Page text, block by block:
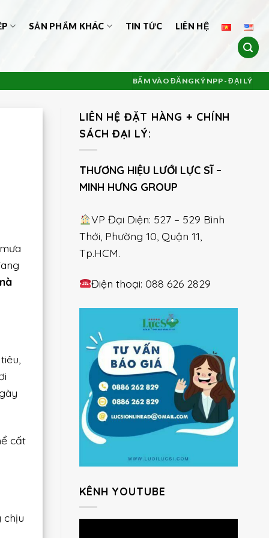
SẢN PHẨM KHÁC TIN TỨC LIÊN HỆ
BẤM VÀO ĐĂNG KÝ NPP - ĐẠI LÝ
cất
chịu
LIÊN HỆ ĐẶT HÀNG + CHÍNH
SÁCH ĐẠI LÝ:
THƯƠNG HIỆU LƯỚI LỰC SĨ –
MINH HƯNG GROUP
VP Đại Diện: 527 – 529 Bình
Thới, Phường 10, Quận 11,
Tp.HCM.
Điện thoại: 088 626 2829
KÊNH YOUTUBE